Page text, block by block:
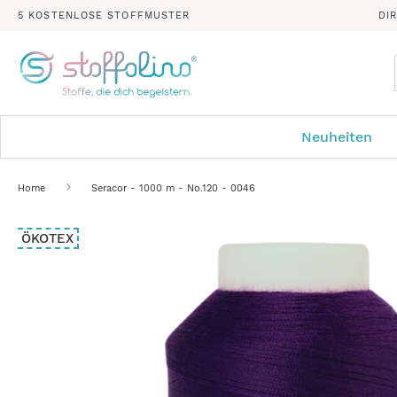
5 KOSTENLOSE STOFFMUSTER
Neuheiten
Home Seracor - 1000 m - No.120 - 0046
Zum
Ende
ÖKOTEX